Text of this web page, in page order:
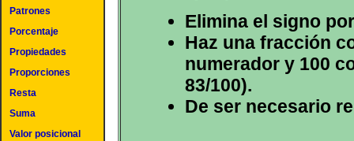
Patrones
Porcentaje
Propiedades
Proporciones
Resta
Suma
Valor posicional
Elimina el signo
Haz una fracción
numerador y 100
83/100).
De ser necesario